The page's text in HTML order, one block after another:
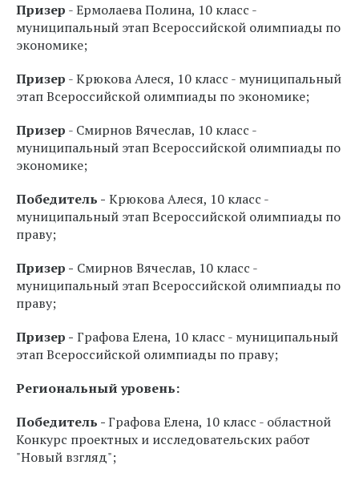
Призер - Ермолаева Полина, 10 класс -
муниципальный этап Всероссийской олимпиады по
экономике;
Призер - Крюкова Алеся, 10 класс - муниципальный
этап Всероссийской олимпиады по экономике;
Призер - Смирнов Вячеслав, 10 класс -
муниципальный этап Всероссийской олимпиады по
экономике;
Победитель - Крюкова Алеся, 10 класс -
муниципальный этап Всероссийской олимпиады по
праву;
Призер - Смирнов Вячеслав, 10 класс -
муниципальный этап Всероссийской олимпиады по
праву;
Призер - Графова Елена, 10 класс - муниципальный
этап Всероссийской олимпиады по праву;
Региональный уровень:
Победитель -Графова Елена, 10 класс - областной
Конкурс проектных и исследовательских работ
"Новый взгляд";